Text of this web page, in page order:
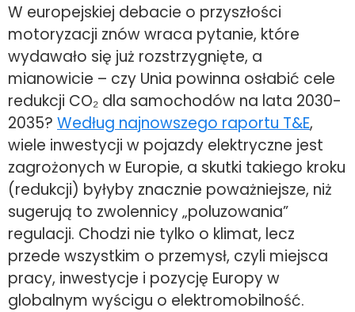
W europejskiej debacie o przyszłości
motoryzacji znów wraca pytanie, które
wydawało się już rozstrzygnięte, a
mianowicie – czy Unia powinna osłabić cele
redukcji CO₂ dla samochodów na lata 2030-
2035? Według najnowszego raportu T&E,
wiele inwestycji w pojazdy elektryczne jest
zagrożonych w Europie, a skutki takiego kroku
(redukcji) byłyby znacznie poważniejsze, niż
sugerują to zwolennicy „poluzowania”
regulacji. Chodzi nie tylko o klimat, lecz
przede wszystkim o przemysł, czyli miejsca
pracy, inwestycje i pozycję Europy w
globalnym wyścigu o elektromobilność.